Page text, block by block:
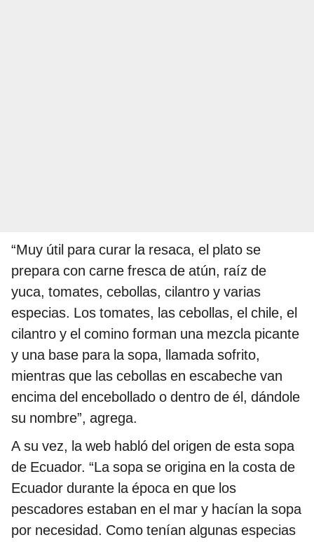
“Muy útil para curar la resaca, el plato se
prepara con carne fresca de atún, raíz de
yuca, tomates, cebollas, cilantro y varias
especias. Los tomates, las cebollas, el chile, el
cilantro y el comino forman una mezcla picante
y una base para la sopa, llamada sofrito,
mientras que las cebollas en escabeche van
encima del encebollado o dentro de él, dándole
su nombre”, agrega.
A su vez, la web habló del origen de esta sopa
de Ecuador. “La sopa se origina en la costa de
Ecuador durante la época en que los
pescadores estaban en el mar y hacían la sopa
por necesidad. Como tenían algunas especias